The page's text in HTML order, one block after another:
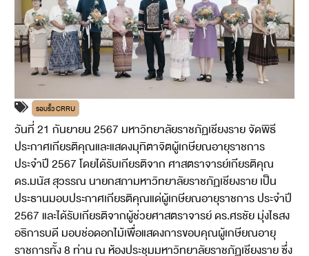
รอบรั้ว CRRU
วันที่ 21 กันยายน 2567 มหาวิทยาลัยราชภัฏเชียงราย จัดพิธี
ประกาศเกียรติคุณและแสดงมุทิตาจิตผู้เกษียณอายุราชการ
ประจำปี 2567 โดยได้รับเกียรติจาก ศาสตราจารย์เกียรติคุณ
ดร.มนัส สุวรรณ นายกสภามหาวิทยาลัยราชภัฏเชียงราย เป็น
ประธานมอบประกาศเกียรติคุณแด่ผู้เกษียณอายุราชการ ประจำปี
2567 และได้รับเกียรติจากผู้ช่วยศาสตราจารย์ ดร.ศรชัย มุ่งไธสง
อธิการบดี มอบช่อดอกไม้เพื่อแสดงการขอบคุณผู้เกษียณอายุ
ราชการทั้ง 8 ท่าน ณ ห้องประชุมมหาวิทยาลัยราชภัฏเชียงราย ซึ่ง